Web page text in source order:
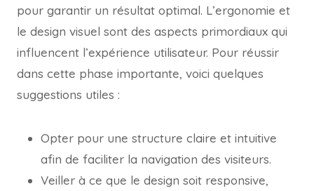
pour garantir un résultat optimal. L’ergonomie et
le design visuel sont des aspects primordiaux qui
influencent l’expérience utilisateur. Pour réussir
dans cette phase importante, voici quelques
suggestions utiles :
Opter pour une structure claire et intuitive
afin de faciliter la navigation des visiteurs.
Veiller à ce que le design soit responsive,